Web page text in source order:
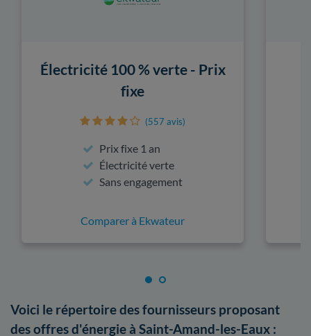
Électricité 100 % verte - Prix
fixe
(557 avis)
Prix fixe 1 an
Électricité verte
Sans engagement
Comparer à Ekwateur
Voici le répertoire des fournisseurs proposant
des offres d'énergie à Saint-Amand-les-Eaux :